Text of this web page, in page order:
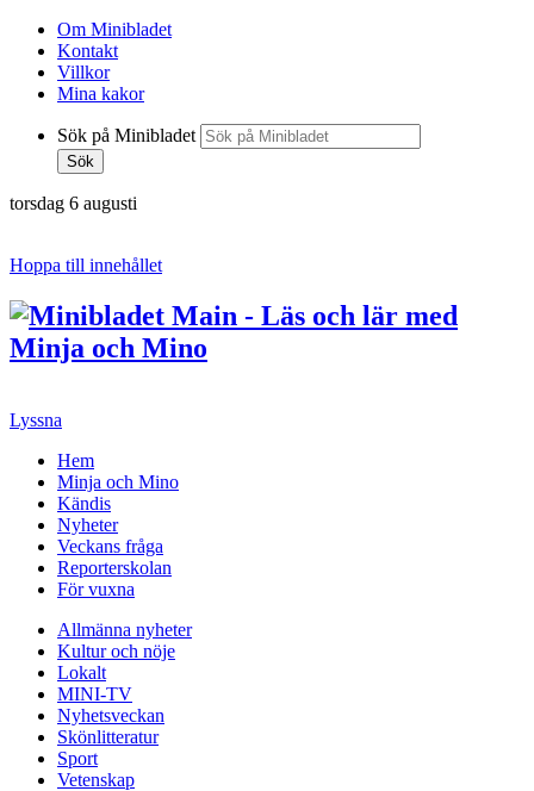
Om Minibladet
Kontakt
Villkor
Mina kakor
Sök på Minibladet
Sök
torsdag 6 augusti
Hoppa till innehållet
Lyssna
Hem
Minja och Mino
Kändis
Nyheter
Veckans fråga
Reporterskolan
För vuxna
Allmänna nyheter
Kultur och nöje
Lokalt
MINI-TV
Nyhetsveckan
Skönlitteratur
Sport
Vetenskap